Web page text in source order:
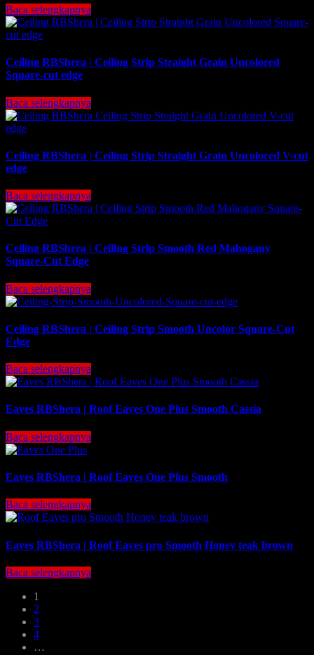
Baca selengkapnya
Ceiling RBShera | Ceiling Strip Straight Grain Uncolored
Square-cut edge
Baca selengkapnya
Ceiling RBShera | Ceiling Strip Straight Grain Uncolored V-cut
edge
Baca selengkapnya
Ceiling RBShera | Ceiling Strip Smooth Red Mahogany
Square-Cut Edge
Baca selengkapnya
Ceiling RBShera | Ceiling Strip Smooth Uncolor Square-Cut
Edge
Baca selengkapnya
Eaves RBShera | Roof Eaves One Plus Smooth Cassia
Baca selengkapnya
Eaves RBShera | Roof Eaves One Plus Smooth
Baca selengkapnya
Eaves RBShera | Roof Eaves pro Smooth Honey teak brown
Baca selengkapnya
1
2
3
4
…